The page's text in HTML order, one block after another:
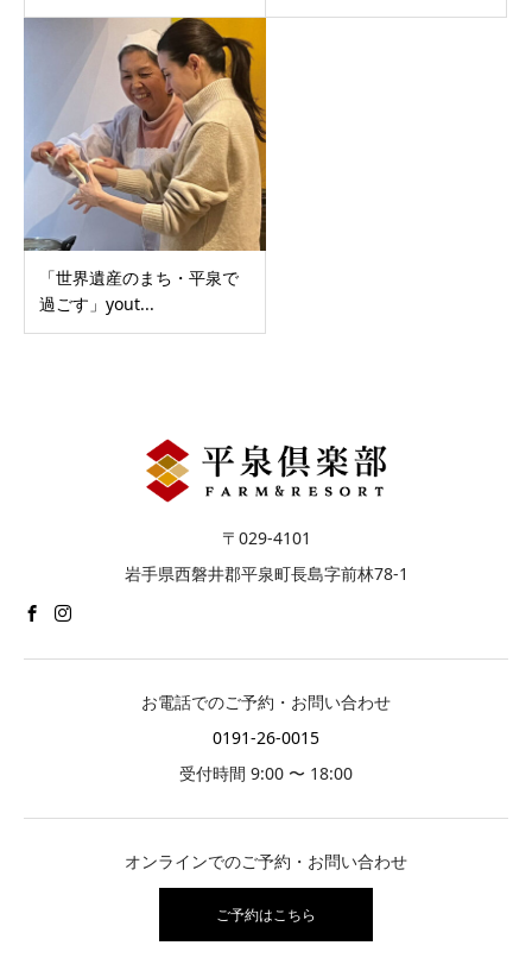
「世界遺産のまち・平泉で
過ごす」yout...
〒029-4101
岩手県西磐井郡平泉町長島字前林78-1
お電話でのご予約・お問い合わせ
0191-26-0015
受付時間 9:00 〜 18:00
オンラインでのご予約・お問い合わせ
ご予約はこちら